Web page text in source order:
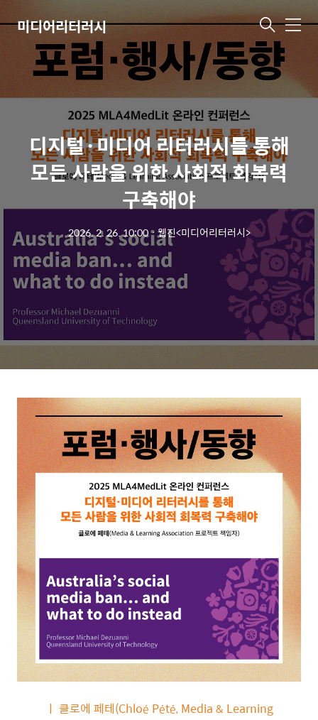
미디어리터러시 메
뉴
디지털·미디어 리터러시를 통해
모든 사람을 위한 사회적 회복력
구축해야
2026. 2. 26. 10:00ㆍ웹진<미디어리터러시>
ㅣ 클로에 페테(Chloé Pété, Media & Learning